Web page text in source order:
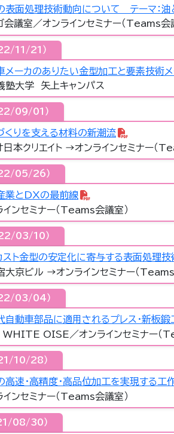
表面処理技術動向について テーマ：油
会議室／オンラインセミナー（Teams会
11/21）
メーカのありたい金型加工と要素技術
塾大学 矢上キャンパス
09/01）
くりを支える材料の新潮流
日本クリエイト →オンラインセミナー（
05/26）
業とDXの最前線
インセミナー（Teams会議室）
03/10）
スト金型の安定化に寄与する表面処理
大京ビル →オンラインセミナー（
03/04）
自動車部品に適用されるプレス・新板
OISE／オンラインセミナー（
10/28）
高速・高精度・高品位加工を実現する工
インセミナー（Teams会議室）
08/30）